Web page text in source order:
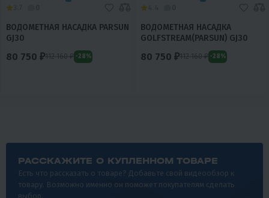
ВОДОМЕТНАЯ НАСАДКА PARSUN
GJ30
80 750 ₽112 160 ₽ -28%
ВОДОМЕТНАЯ НАСАДКА
GOLFSTREAM(PARSUN) GJ30
80 750 ₽112 160 ₽ -28%
РАССКАЖИТЕ О КУПЛЕННОМ ТОВАРЕ
Есть что рассказать о товаре? Добавьте свой видеообзор к
товару. Возможно именно он поможет покупателям сделать
выбор.